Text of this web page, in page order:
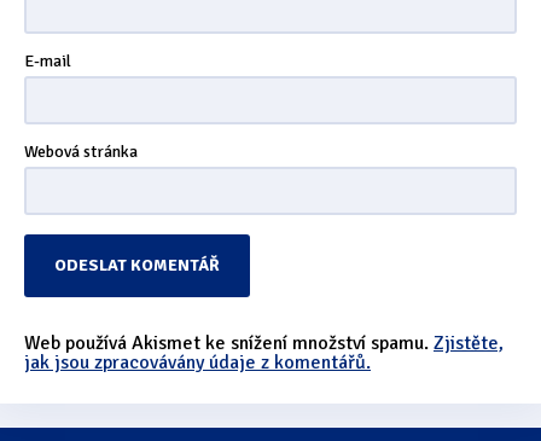
E-mail
Webová stránka
Web používá Akismet ke snížení množství spamu. Zjistěte,
jak jsou zpracovávány údaje z komentářů.